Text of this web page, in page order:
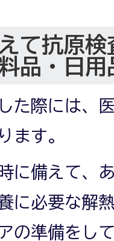
て抗原
品・日用
た際には、
ます。
に備えて、
に必要な解
の準備をし